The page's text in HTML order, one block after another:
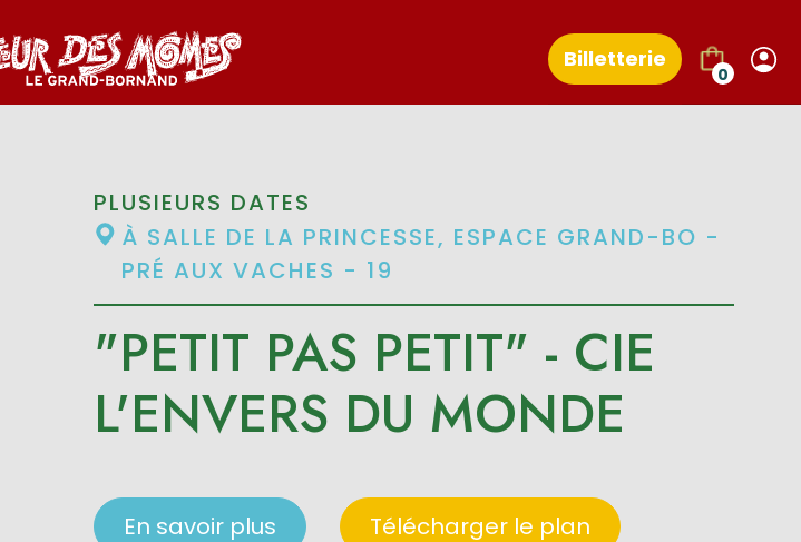
Billetterie
0
PLUSIEURS DATES
À SALLE DE LA PRINCESSE, ESPACE GRAND-BO -
PRÉ AUX VACHES - 19
"PETIT PAS PETIT" - CIE
L'ENVERS DU MONDE
Télécharger le plan
En savoir plus